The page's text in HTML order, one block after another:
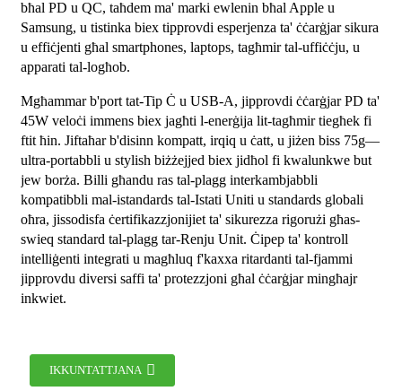
bħal PD u QC, taħdem ma' marki ewlenin bħal Apple u
Samsung, u tistinka biex tipprovdi esperjenza ta' ċċarġjar sikura
u effiċjenti għal smartphones, laptops, tagħmir tal-uffiċċju, u
apparati tal-logħob.
Mgħammar b'port tat-Tip Ċ u USB-A, jipprovdi ċċarġjar PD ta'
45W veloċi immens biex jagħti l-enerġija lit-tagħmir tiegħek fi
ftit ħin. Jiftaħar b'disinn kompatt, irqiq u ċatt, u jiżen biss 75g—
ultra-portabbli u stylish biżżejjed biex jidħol fi kwalunkwe but
jew borża. Billi għandu ras tal-plagg interkambjabbli
kompatibbli mal-istandards tal-Istati Uniti u standards globali
oħra, jissodisfa ċertifikazzjonijiet ta' sikurezza rigorużi għas-
swieq standard tal-plagg tar-Renju Unit. Ċipep ta' kontroll
intelliġenti integrati u magħluq f'kaxxa ritardanti tal-fjammi
jipprovdu diversi saffi ta' protezzjoni għal ċċarġjar mingħajr
inkwiet.
IKKUNTATTJANA